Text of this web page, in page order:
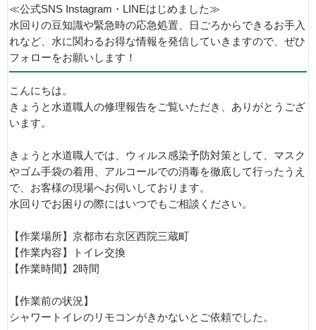
≪公式SNS Instagram・LINEはじめました≫
水回りの豆知識や緊急時の応急処置、日ごろからできるお手入
れなど、水に関わるお得な情報を発信していきますので、ぜひ
フォローをお願いします！
こんにちは。
きょうと水道職人の修理報告をご覧いただき、ありがとうござ
います。
きょうと水道職人では、ウィルス感染予防対策として、マスク
やゴム手袋の着用、アルコールでの消毒を徹底して行ったうえ
で、お客様の現場へお伺いしております。
水回りでお困りの際にはいつでもご相談ください。
【作業場所】京都市右京区西院三蔵町
【作業内容】トイレ交換
【作業時間】2時間
【作業前の状況】
シャワートイレのリモコンがきかないとご依頼でした。